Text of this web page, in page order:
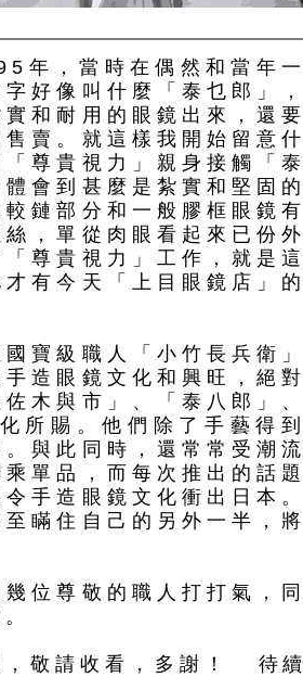
年，當時在偶然和當年一
好像叫什麼「泰乜郎」，
和耐用的眼鏡出來，還要
賣。就這樣我開始留意什
尊貴視力」親身接觸「泰
會到甚麼是紮實和堅固的
鏈部分和一般膠框眼鏡有
，單從肉眼看起來已份外
尊貴視力」工作，就是這
有今天「上目眼鏡店」的
寶級職人「小竹長兵衛」
造眼鏡文化和興旺，絕對
木與市」、「泰八郎」、
所賜。他們除了手藝得到
與此同時，還常常受潮流
單品，而每次推出的話題
手造眼鏡文化衝出日本。
瞞住自己的另外一半，將
位尊敬的職人打打氣，同
敬請收看，多謝！ 待續